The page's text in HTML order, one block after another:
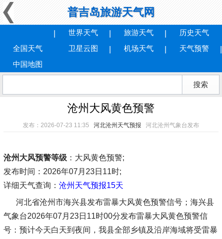
普吉岛旅游天气网
全国天气
世界天气 旅游天气
历史天气
卫星云图
机场天气
天气预警
中国地图
沧州大风黄色预警
发布：2026-07-23 11:35 河北沧州天气预报 河北沧州气象台发布
沧州大风预警等级：大风黄色预警;
发布时间 ：2026年07月23日11时;
详细天气查询： 沧州天气预报15天
河北省沧州市海兴县发布雷暴大风黄色预警信号；海兴县
气象台2026年07月23日11时00分发布雷暴大风黄色预警信
号：预计今天白天到夜间，我县全部乡镇及沿岸海域将受雷暴